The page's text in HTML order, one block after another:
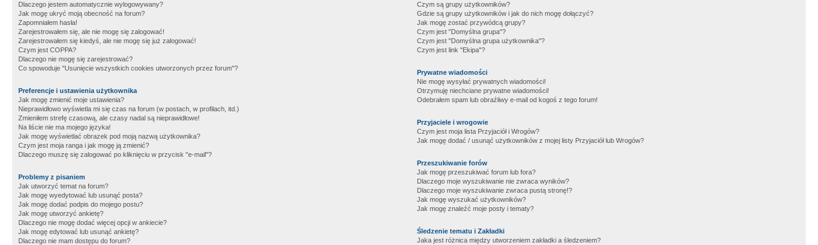
Dlaczego jestem automatycznie wylogowywany?
Jak mogę ukryć moją obecność na forum?
Zapomniałem hasła!
Zarejestrowałem się, ale nie mogę się zalogować!
Zarejestrowałem się kiedyś, ale nie mogę się już zalogować!
Czym jest COPPA?
Dlaczego nie mogę się zarejestrować?
Co spowoduje "Usunięcie wszystkich cookies utworzonych przez forum"?
Preferencje i ustawienia użytkownika
Jak mogę zmienić moje ustawienia?
Nieprawidłowo wyświetla mi się czas na forum (w postach, w profilach, itd.)
Zmieniłem strefę czasową, ale czasy nadal są nieprawidłowe!
Na liście nie ma mojego języka!
Jak mogę wyświetlać obrazek pod moją nazwą użytkownika?
Czym jest moja ranga i jak mogę ją zmienić?
Dlaczego muszę się zalogować po kliknięciu w przycisk "e-mail"?
Problemy z pisaniem
Jak utworzyć temat na forum?
Jak mogę wyedytować lub usunąć posta?
Jak mogę dodać podpis do mojego postu?
Jak mogę utworzyć ankietę?
Dlaczego nie mogę dodać więcej opcji w ankiecie?
Jak mogę edytować lub usunąć ankietę?
Dlaczego nie mam dostępu do forum?
Czym są grupy użytkowników?
Gdzie są grupy użytkowników i jak do nich mogę dołączyć?
Jak mogę zostać przywódcą grupy?
Czym jest "Domyślna grupa"?
Czym jest "Domyślna grupa użytkownika"?
Czym jest link "Ekipa"?
Prywatne wiadomości
Nie mogę wysyłać prywatnych wiadomości!
Otrzymuję niechciane prywatne wiadomości!
Odebrałem spam lub obraźliwy e-mail od kogoś z tego forum!
Przyjaciele i wrogowie
Czym jest moja lista Przyjaciół i Wrogów?
Jak mogę dodać / usunąć użytkowników z mojej listy Przyjaciół lub Wrogów?
Przeszukiwanie forów
Jak mogę przeszukiwać forum lub fora?
Dlaczego moje wyszukiwanie nie zwraca wyników?
Dlaczego moje wyszukiwanie zwraca pustą stronę!?
Jak mogę wyszukać użytkowników?
Jak mogę znaleźć moje posty i tematy?
Śledzenie tematu i Zakładki
Jaka jest różnica między utworzeniem zakładki a śledzeniem?